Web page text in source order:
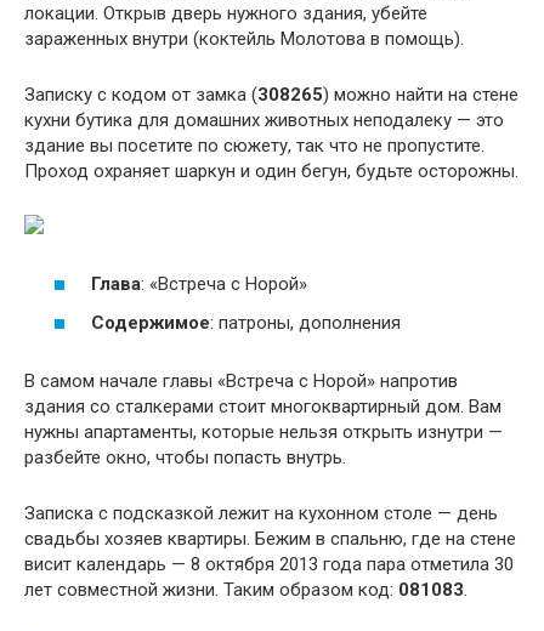
локации. Открыв дверь нужного здания, убейте
зараженных внутри (коктейль Молотова в помощь).
Записку с кодом от замка (308265) можно найти на стене
кухни бутика для домашних животных неподалеку — это
здание вы посетите по сюжету, так что не пропустите.
Проход охраняет шаркун и один бегун, будьте осторожны.
Глава: «Встреча с Норой»
Содержимое: патроны, дополнения
В самом начале главы «Встреча с Норой» напротив
здания со сталкерами стоит многоквартирный дом. Вам
нужны апартаменты, которые нельзя открыть изнутри —
разбейте окно, чтобы попасть внутрь.
Записка с подсказкой лежит на кухонном столе — день
свадьбы хозяев квартиры. Бежим в спальню, где на стене
висит календарь — 8 октября 2013 года пара отметила 30
лет совместной жизни. Таким образом код: 081083